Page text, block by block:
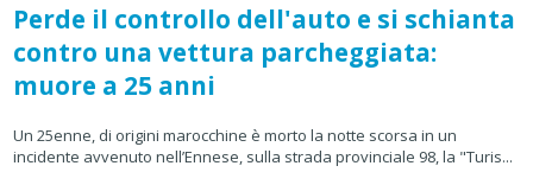
Perde il controllo dell'auto e si schianta
contro una vettura parcheggiata:
muore a 25 anni
Un 25enne, di origini marocchine è morto la notte scorsa in un
incidente avvenuto nell’Ennese, sulla strada provinciale 98, la "Turis...